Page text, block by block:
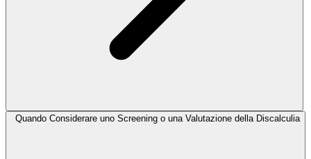
Quando Considerare uno Screening o una Valutazione della Discalculia